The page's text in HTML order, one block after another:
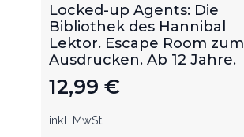
Locked-up Agents: Die
Bibliothek des Hannibal
Lektor. Escape Room zum
Ausdrucken. Ab 12 Jahre.
12,99 €
inkl. MwSt.